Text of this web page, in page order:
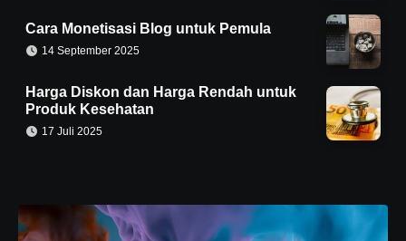
Cara Monetisasi Blog untuk Pemula
14 September 2025
Harga Diskon dan Harga Rendah untuk
Produk Kesehatan
17 Juli 2025